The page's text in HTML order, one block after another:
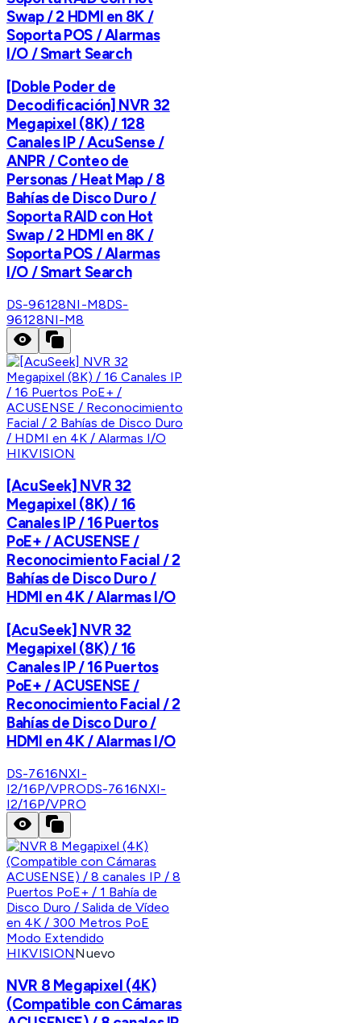
Swap / 2 HDMI en 8K /
Soporta POS / Alarmas
I/O / Smart Search
[Doble Poder de
Decodificación] NVR 32
Megapixel (8K) / 128
Canales IP / AcuSense /
ANPR / Conteo de
Personas / Heat Map / 8
Bahías de Disco Duro /
Soporta RAID con Hot
Swap / 2 HDMI en 8K /
Soporta POS / Alarmas
I/O / Smart Search
DS-96128NI-M8DS-
96128NI-M8
HIKVISION
[AcuSeek] NVR 32
Megapixel (8K) / 16
Canales IP / 16 Puertos
PoE+ / ACUSENSE /
Reconocimiento Facial / 2
Bahías de Disco Duro /
HDMI en 4K / Alarmas I/O
[AcuSeek] NVR 32
Megapixel (8K) / 16
Canales IP / 16 Puertos
PoE+ / ACUSENSE /
Reconocimiento Facial / 2
Bahías de Disco Duro /
HDMI en 4K / Alarmas I/O
DS-7616NXI-
I2/16P/VPRODS-7616NXI-
I2/16P/VPRO
HIKVISIONNuevo
NVR 8 Megapixel (4K)
(Compatible con Cámaras